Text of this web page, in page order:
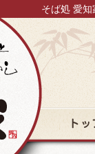
そば処 愛